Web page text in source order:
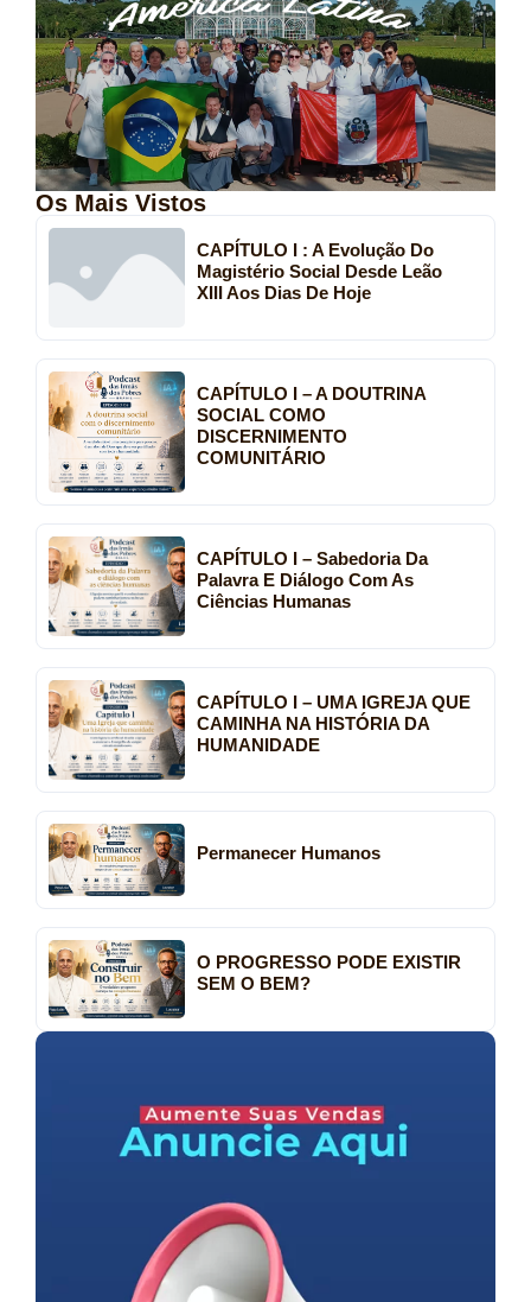
Os Mais Vistos
CAPÍTULO I : A Evolução Do
Magistério Social Desde Leão
XIII Aos Dias De Hoje
CAPÍTULO I – A DOUTRINA
SOCIAL COMO
DISCERNIMENTO
COMUNITÁRIO
CAPÍTULO I – Sabedoria Da
Palavra E Diálogo Com As
Ciências Humanas
CAPÍTULO I – UMA IGREJA QUE
CAMINHA NA HISTÓRIA DA
HUMANIDADE
Permanecer Humanos
O PROGRESSO PODE EXISTIR
SEM O BEM?